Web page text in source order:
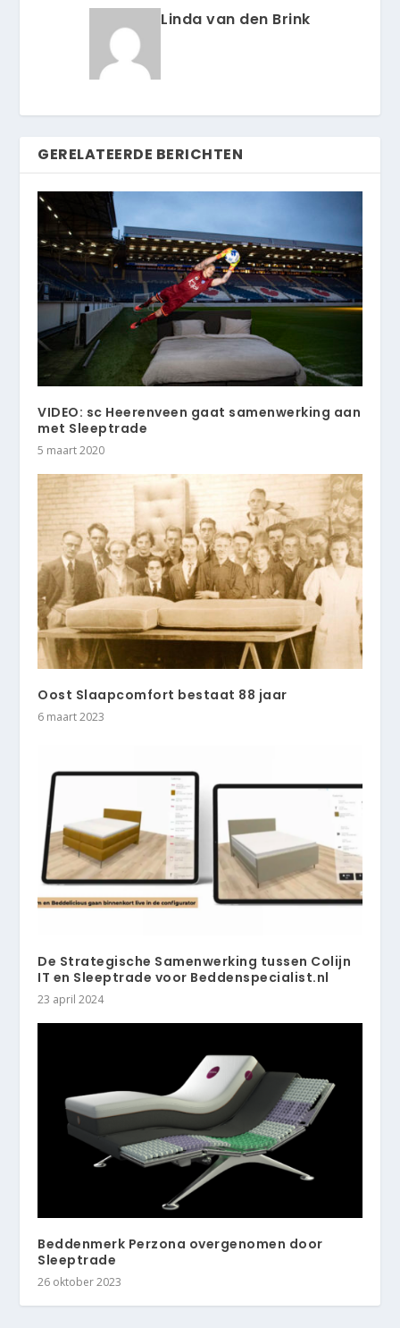
Linda van den Brink
GERELATEERDE BERICHTEN
VIDEO: sc Heerenveen gaat samenwerking aan
met Sleeptrade
5 maart 2020
Oost Slaapcomfort bestaat 88 jaar
6 maart 2023
De Strategische Samenwerking tussen Colijn
IT en Sleeptrade voor Beddenspecialist.nl
23 april 2024
Beddenmerk Perzona overgenomen door
Sleeptrade
26 oktober 2023